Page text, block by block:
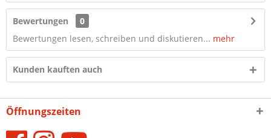
Bewertungen
0
Bewertungen lesen, schreiben und diskutieren... mehr
Kunden kauften auch
Öffnungszeiten